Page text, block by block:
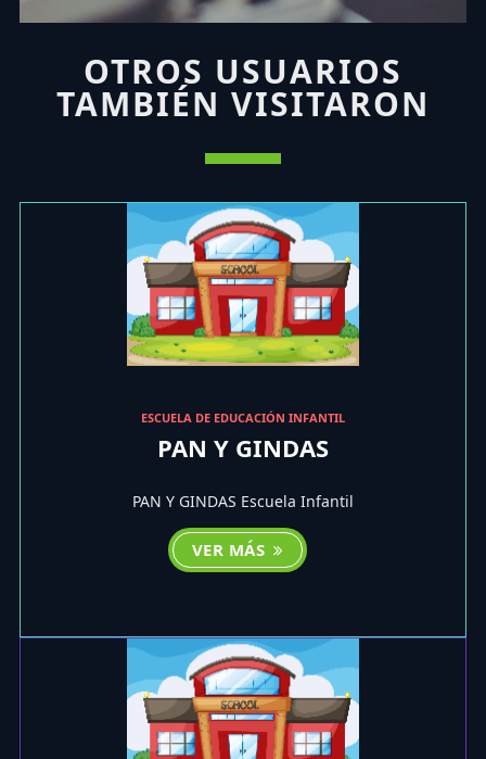
OTROS USUARIOS
TAMBIÉN VISITARON
ESCUELA DE EDUCACIÓN INFANTIL
PAN Y GINDAS
PAN Y GINDAS Escuela Infantil
VER MÁS